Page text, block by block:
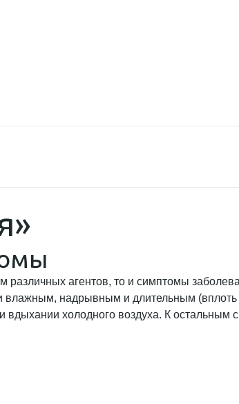
агентов, то и симптомы
влажным, надрывным и длительным (вплоть
вдыхании холодного воздуха. К